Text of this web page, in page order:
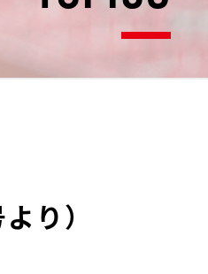
り）